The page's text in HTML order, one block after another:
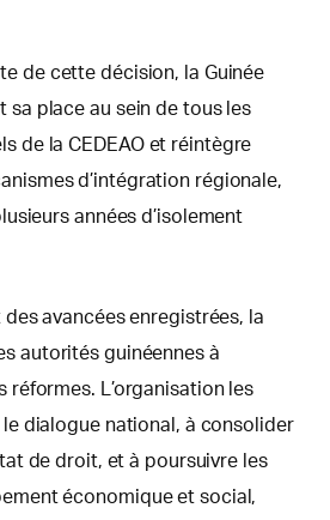
de cette décision, la Guinée
sa place au sein de tous les
de la CEDEAO et réintègre
d’intégration régionale,
années d’isolement
des avancées enregistrées, la
autorités guinéennes à
réformes. L’organisation les
dialogue national, à consolider
de droit, et à poursuivre les
économique et social,